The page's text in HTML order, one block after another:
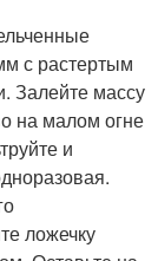
с растертым
Залейте массу
на малом огне
и
ложечку